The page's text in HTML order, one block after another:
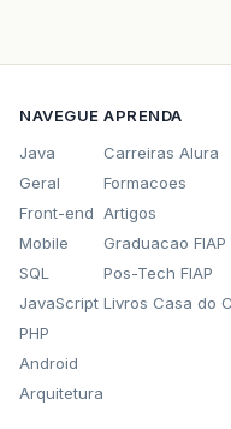
NAVEGUE
Java
Geral
Front-end
Mobile
SQL
JavaScript
PHP
Android
Arquitetura
APRENDA
Carreiras Alura
Formacoes
Artigos
Graduacao FIAP
Pos-Tech FIAP
Livros Casa do